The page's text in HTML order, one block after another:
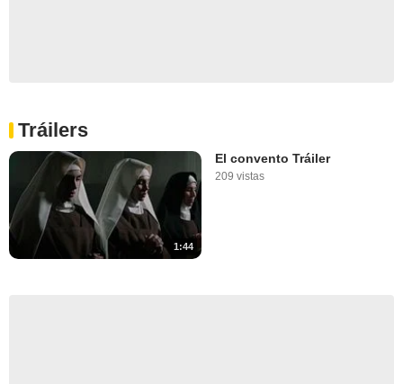
Tráilers
1:44
El convento Tráiler
209 vistas